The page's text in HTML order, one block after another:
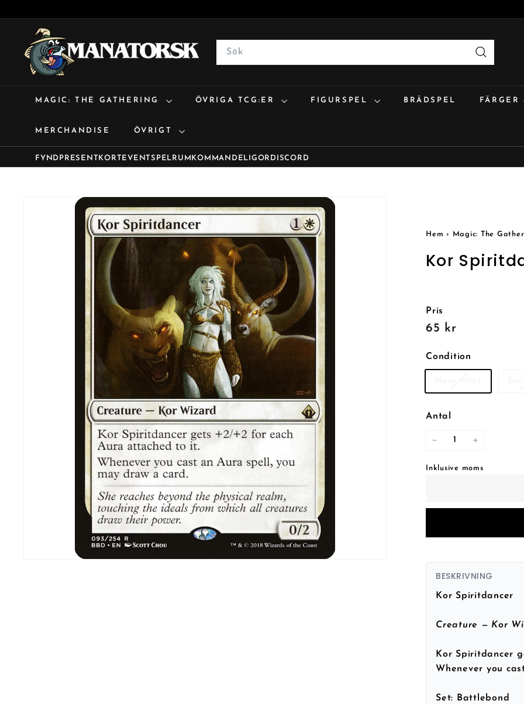
M
a
n
a
Search
Sök
MAGIC: THE GATHERING ÖVRIGA TCG:ER FIGURSPEL BRÄDSPEL
MERCHANDISE ÖVRIGT
FYND PRESENTKORT EVENTSPELRUM KOMMANDE LIGOR DISCORD
Hem › Magic: The
Kor
Pris
Reguljärt
65 kr65
Condition
Antal
Inklusive moms
BESKRIVNING
Kor Spiritdancer
Creature — Kor
Kor Spiritdancer
Whenever you
Set: Battlebond